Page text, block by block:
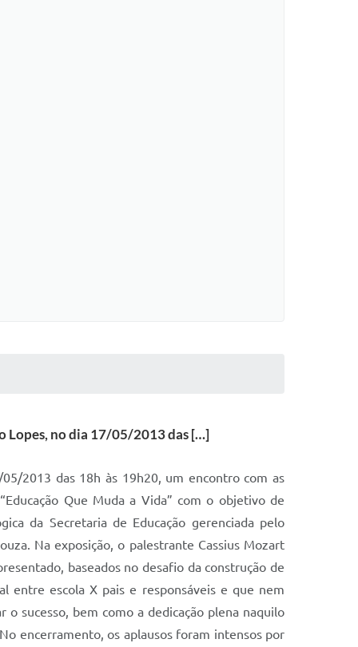
Lopes, no dia 17/05/2013 das […]
2013 das 18h às 19h20, um encontro com as
Que Muda a Vida” com o objetivo de
da Secretaria de Educação gerenciada pelo
Na exposição, o palestrante Cassius Mozart
baseados no desafio da construção de
entre escola X pais e responsáveis e que nem
o sucesso, bem como a dedicação plena naquilo
encerramento, os aplausos foram intensos por